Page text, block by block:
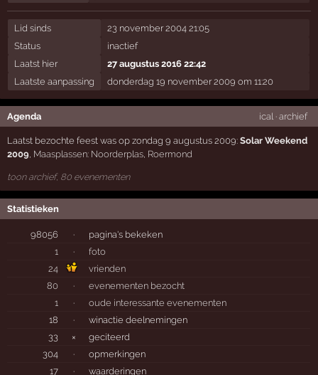
Lid sinds
23 november 2004 21:05
Status
inactief
Laatst hier
27 augustus 2016 22:42
Laatste aanpassing
donderdag 19 november 2009 om 11:20
Agenda ical· archief
Laatst bezochte feest was op zondag 9 augustus 2009:Solar Weekend
2009, Maasplassen: Noorderplas, Roermond
toon archief, 80 evenementen
Statistieken
98056 ·
pagina's bekeken
1
·
foto
24
vrienden
80
·
evenementen bezocht
1
·
oude interessante evenementen
18
·
winactie deelnemingen
33
×
geciteerd
304
·
opmerkingen
17
· waarderingen